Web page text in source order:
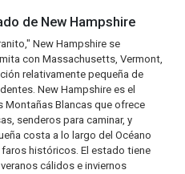
de New Hampshire
New Hampshire se
con Massachusetts, Vermont,
relativamente pequeña de
New Hampshire es el
Montañas Blancas que ofrece
senderos para caminar, y
costa a lo largo del Océano
históricos. El estado tiene
cálidos e inviernos